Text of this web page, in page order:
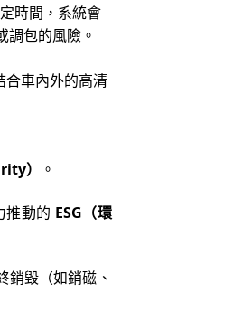
時間，系統會
調包的風險。
合車內外的高清
）
。
推動的 ESG（環
銷毀（如銷磁、